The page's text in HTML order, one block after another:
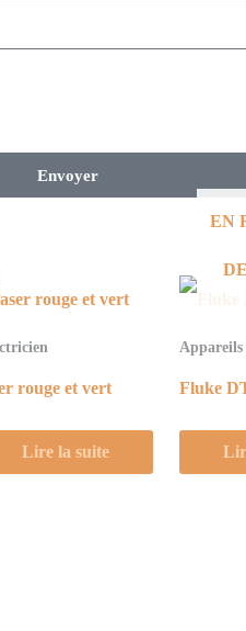
Envoyer
rouge et vert
Lire la suite
EN
Appareils
Fluke